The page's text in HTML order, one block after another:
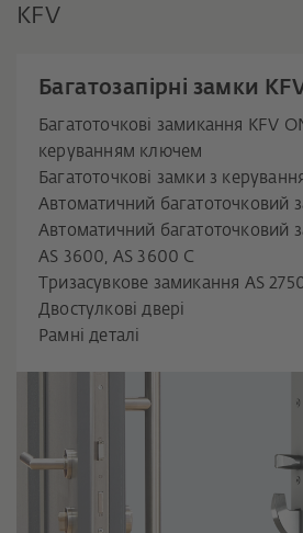
KFV
Багатозапірні замки
Багатоточкові замикання KFV
керуванням ключем
Багатоточкові замки з
Автоматичний багатоточковий
Автоматичний багатоточковий
AS 3600, AS 3600 C
Тризасувкове замикання AS
Двостулкові двері
Рамні деталі